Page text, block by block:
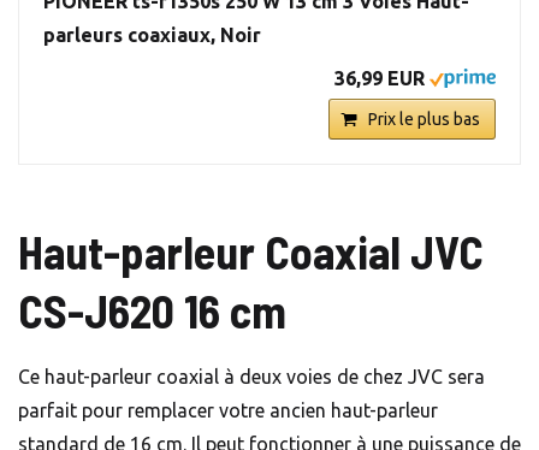
parleurs coaxiaux, Noir
36,99 EUR
Prix le plus bas
Haut-parleur Coaxial JVC
CS-J620 16 cm
Ce haut-parleur coaxial à deux voies de chez JVC sera
parfait pour remplacer votre ancien haut-parleur
standard de 16 cm. Il peut fonctionner à une puissance de